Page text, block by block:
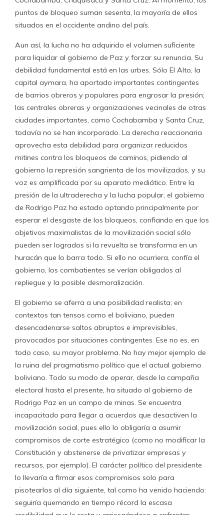
puntos de bloqueo suman sesenta, la mayoría de ellos
situados en el occidente andino del país.
Aun así, la lucha no ha adquirido el volumen suficiente
para liquidar al gobierno de Paz y forzar su renuncia. Su
debilidad fundamental está en las urbes. Sólo El Alto, la
capital aymara, ha aportado importantes contingentes
de barrios obreros y populares para engrosar la presión;
las centrales obreras y organizaciones vecinales de otras
ciudades importantes, como Cochabamba y Santa Cruz,
todavía no se han incorporado. La derecha reaccionaria
aprovecha esta debilidad para organizar reducidos
mitines contra los bloqueos de caminos, pidiendo al
gobierno la represión sangrienta de los movilizados, y su
voz es amplificada por su aparato mediático. Entre la
presión de la ultraderecha y la lucha popular, el gobierno
de Rodrigo Paz ha estado optando principalmente por
esperar el desgaste de los bloqueos, confiando en que los
objetivos maximalistas de la movilización social sólo
pueden ser logrados si la revuelta se transforma en un
huracán que lo barra todo. Si ello no ocurriera, confía el
gobierno, los combatientes se verían obligados al
repliegue y la posible desmoralización.
El gobierno se aferra a una posibilidad realista; en
contextos tan tensos como el boliviano, pueden
desencadenarse saltos abruptos e imprevisibles,
provocados por situaciones contingentes. Ese no es, en
todo caso, su mayor problema. No hay mejor ejemplo de
la ruina del pragmatismo político que el actual gobierno
boliviano. Todo su modo de operar, desde la campaña
electoral hasta el presente, ha situado al gobierno de
Rodrigo Paz en un campo de minas. Se encuentra
incapacitado para llegar a acuerdos que desactiven la
movilización social, pues ello lo obligaría a asumir
compromisos de corte estratégico (como no modificar la
Constitución y abstenerse de privatizar empresas y
recursos, por ejemplo). El carácter político del presidente
lo llevaría a firmar esos compromisos solo para
pisotearlos al día siguiente, tal como ha venido haciendo:
seguiría quemando en tiempo récord la escasa